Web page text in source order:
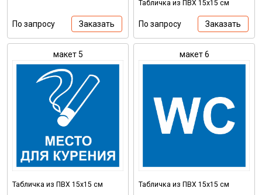
По запросу Заказать
Табличка из ПВХ 15х15 см
По запросу Заказать
макет 5
Табличка из ПВХ 15х15 см
макет 6
Табличка из ПВХ 15х15 см